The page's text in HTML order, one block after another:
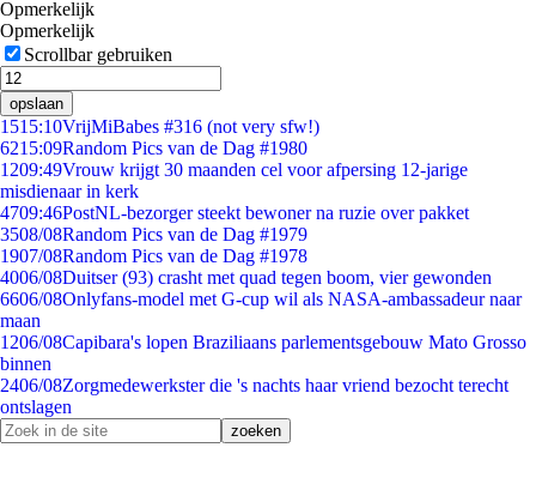
Opmerkelijk
Opmerkelijk
Scrollbar gebruiken
opslaan
1515:10VrijMiBabes #316 (not very sfw!)
6215:09Random Pics van de Dag #1980
1209:49Vrouw krijgt 30 maanden cel voor afpersing 12-jarige
misdienaar in kerk
4709:46PostNL-bezorger steekt bewoner na ruzie over pakket
3508/08Random Pics van de Dag #1979
1907/08Random Pics van de Dag #1978
4006/08Duitser (93) crasht met quad tegen boom, vier gewonden
6606/08Onlyfans-model met G-cup wil als NASA-ambassadeur naar
maan
1206/08Capibara's lopen Braziliaans parlementsgebouw Mato Grosso
binnen
2406/08Zorgmedewerkster die 's nachts haar vriend bezocht terecht
ontslagen